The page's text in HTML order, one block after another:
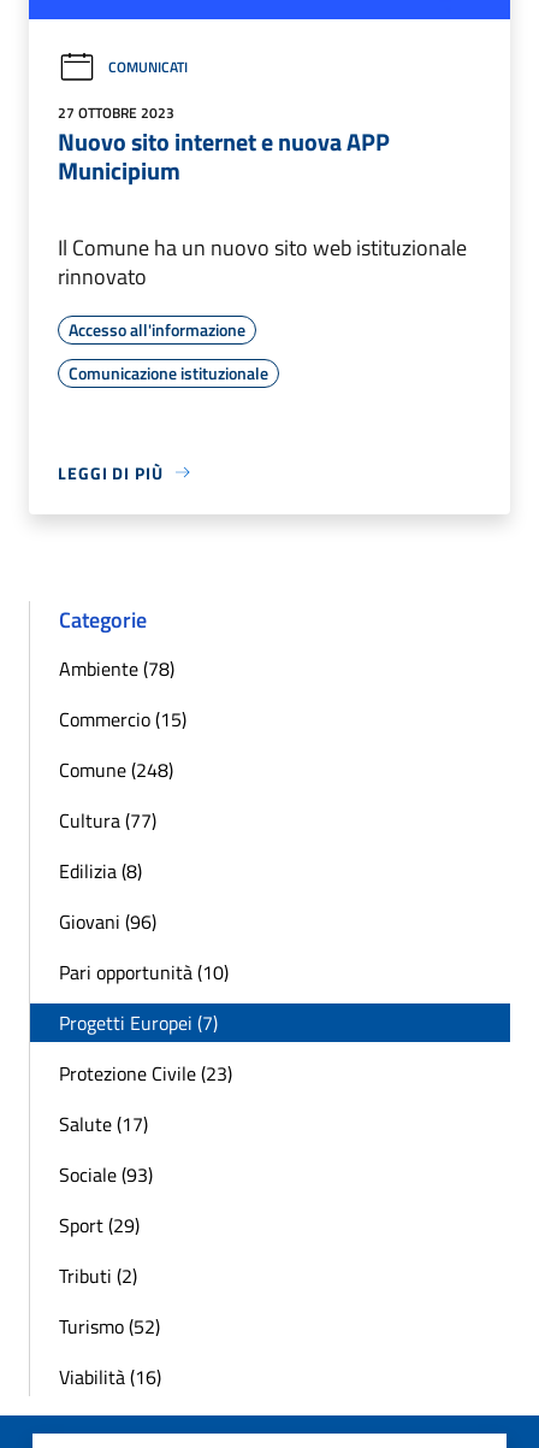
COMUNICATI
27 OTTOBRE 2023
Nuovo sito internet e nuova APP
Municipium
Il Comune ha un nuovo sito web istituzionale
rinnovato
Accesso all'informazione
Comunicazione istituzionale
LEGGI DI PIÙ
Categorie
Ambiente (78)
Commercio (15)
Comune (248)
Cultura (77)
Edilizia (8)
Giovani (96)
Pari opportunità (10)
Progetti Europei (7)
Protezione Civile (23)
Salute (17)
Sociale (93)
Sport (29)
Tributi (2)
Turismo (52)
Viabilità (16)